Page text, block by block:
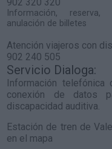
Información,
anulación de billetes
Atención viajeros con
902 240 505
Servicio Dialoga:
Información
conexión de datos
discapacidad auditiva.
Estación de tren de
en el mapa